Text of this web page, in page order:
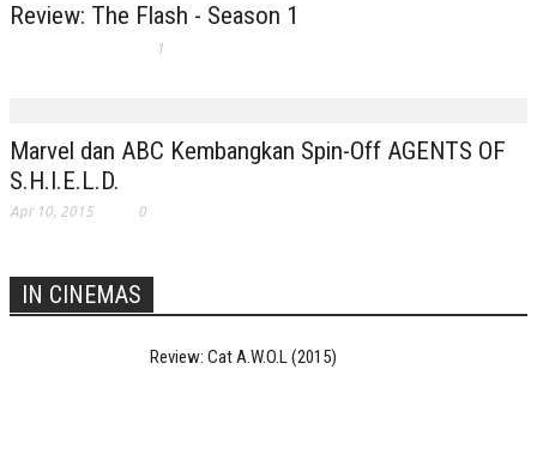
Review: The Flash - Season 1
1
Marvel dan ABC Kembangkan Spin-Off AGENTS OF
S.H.I.E.L.D.
Apr 10, 2015 0
IN CINEMAS
Review: Cat A.W.O.L (2015)